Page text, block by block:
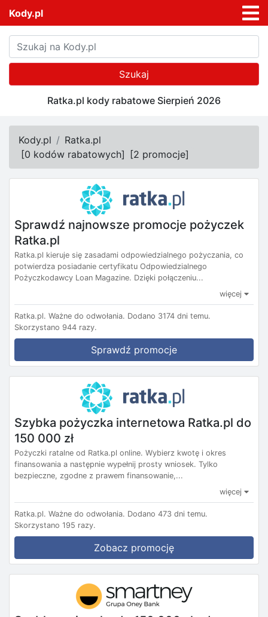
Kody.pl
Szukaj
Ratka.pl kody rabatowe Sierpień 2026
Kody.pl
Ratka.pl
[0 kodów rabatowych] [2 promocje]
Sprawdź najnowsze promocje pożyczek
Ratka.pl
Ratka.pl kieruje się zasadami odpowiedzialnego pożyczania, co
potwierdza posiadanie certyfikatu Odpowiedzialnego
Pożyczkodawcy Loan Magazine. Dzięki połączeniu...
więcej
Ratka.pl. Ważne do odwołania. Dodano 3174 dni temu.
Skorzystano 944 razy.
Sprawdź promocje
Szybka pożyczka internetowa Ratka.pl do
150 000 zł
Pożyczki ratalne od Ratka.pl online. Wybierz kwotę i okres
finansowania a następnie wypełnij prosty wniosek. Tylko
bezpieczne, zgodne z prawem finansowanie,...
więcej
Ratka.pl. Ważne do odwołania. Dodano 473 dni temu.
Skorzystano 195 razy.
Zobacz promocję